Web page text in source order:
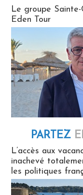
Le groupe
Eden Tour
PARTEZ
L’accès aux
inachevé
les politiques